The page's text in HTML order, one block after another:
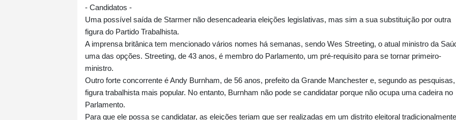
- Candidatos -
Uma possível saída de Starmer não desencadearia eleições legislativas, mas sim a sua substituição por outra
figura do Partido Trabalhista.
A imprensa britânica tem mencionado vários nomes há semanas, sendo Wes Streeting, o atual ministro da
uma das opções. Streeting, de 43 anos, é membro do Parlamento, um pré-requisito para se tornar primeiro-
ministro.
Outro forte concorrente é Andy Burnham, de 56 anos, prefeito da Grande Manchester e, segundo as
figura trabalhista mais popular. No entanto, Burnham não pode se candidatar porque não ocupa uma cadeira no
Parlamento.
Para que ele possa se candidatar, as eleições teriam que ser realizadas em um distrito eleitoral tradicionalmente